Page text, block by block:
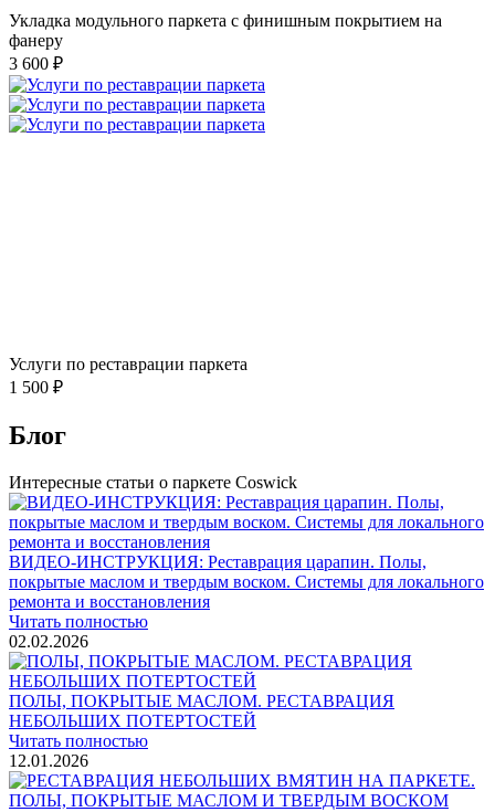
Укладка модульного паркета с финишным покрытием на
фанеру
3 600 ₽
Услуги по реставрации паркета
1 500 ₽
Блог
Интересные статьи о паркете Coswick
ВИДЕО-ИНСТРУКЦИЯ: Реставрация царапин. Полы,
покрытые маслом и твердым воском. Системы для локального
ремонта и восстановления
Читать полностью
02.02.2026
ПОЛЫ, ПОКРЫТЫЕ МАСЛОМ. РЕСТАВРАЦИЯ
НЕБОЛЬШИХ ПОТЕРТОСТЕЙ
Читать полностью
12.01.2026